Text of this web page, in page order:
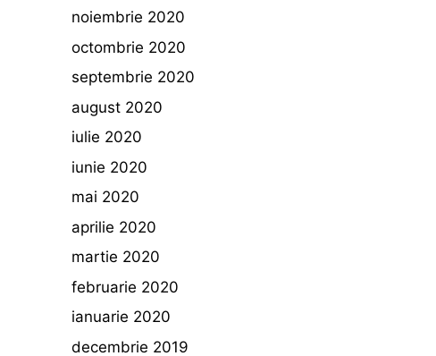
noiembrie 2020
octombrie 2020
septembrie 2020
august 2020
iulie 2020
iunie 2020
mai 2020
aprilie 2020
martie 2020
februarie 2020
ianuarie 2020
decembrie 2019